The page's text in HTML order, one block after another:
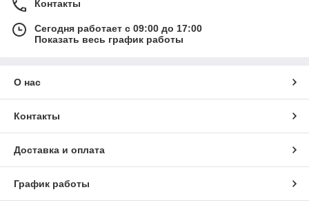
Контакты
Сегодня работает с 09:00 до 17:00
Показать весь график работы
О нас
Контакты
Доставка и оплата
График работы